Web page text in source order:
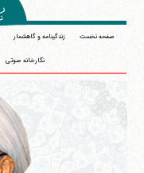
صفحه نخست زندگینامه و گاهشمار
نگارخانه صوتی